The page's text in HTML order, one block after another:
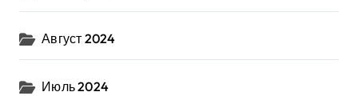
Август 2024
Июль 2024